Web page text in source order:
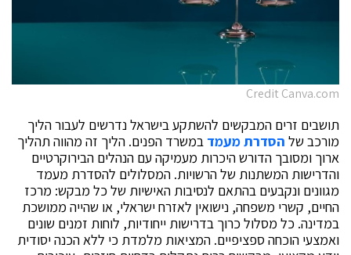
Credit Canva.com
תושבים זרים המבקשים להשתקע בישראל נדרשים לעבור הליך
מורכב של הסדרת מעמד במשרד הפנים. הליך זה מהווה תהליך
ארוך ומסובך הדורש היכרות מעמיקה עם הנהלים הבירוקרטיים
והדרישות המשתנות של הרשויות. המסלולים להסדרת מעמד
מגוונים ונקבעים בהתאם לנסיבות האישיות של כל מבקש: מרכז
החיים, קשרי משפחה, נישואין לאזרח ישראלי, או שהייה ממושכת
במדינה. כל מסלול כרוך בדרישות ייחודיות, לוחות זמנים שונים
ואמצעי הוכחה ספציפיים. המציאות מלמדת כי ללא הכנה יסודית